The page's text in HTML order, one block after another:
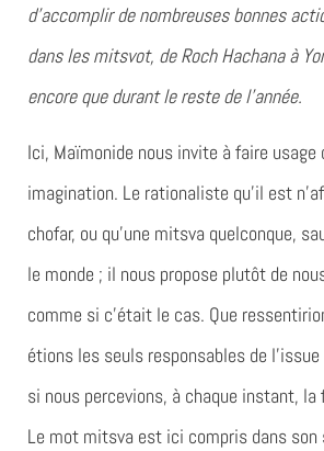
d’accomplir de nombreuses bonnes
dans les mitsvot, de Roch Hachana à
encore que durant le reste de l’année.
Ici, Maïmonide nous invite à faire usage
imagination. Le rationaliste qu’il est
chofar, ou qu’une mitsva quelconque,
le monde ; il nous propose plutôt de
comme si c’était le cas. Que
étions les seuls responsables de l’issue
si nous percevions, à chaque instant,
Le mot mitsva est ici compris dans son